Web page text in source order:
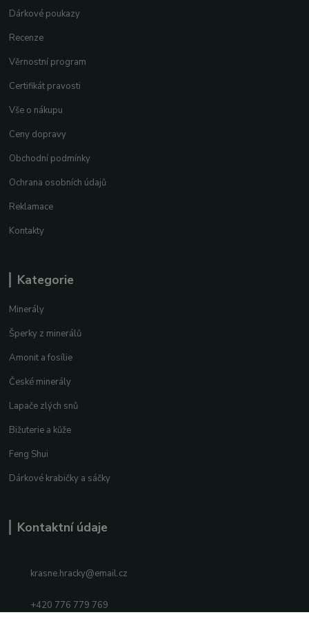
Dárkové poukazy
Recenze
Věrnostní program
Certifikát pravosti
Vše o nákupu
Ceny dopravy
Obchodní podmínky
Ochrana osobních údajů
Reklamace
Kontakty
Kategorie
Minerály
Šperky z minerálů
Amonit a fosílie
České minerály
Lapače zlých snů
Bižuterie a kůže
Feng Shui
Dárkové krabičky a sáčky
Kontaktní údaje
krasne.hracky@email.cz
+420 776 779 769